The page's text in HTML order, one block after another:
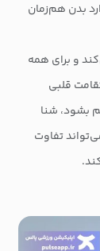
بدن هم‌زمان
و برای همه
قلبی
بشود، شنا
در هفته می‌تواند تفاوت